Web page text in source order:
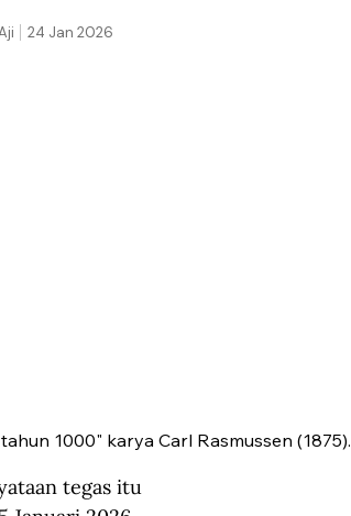
24 Jan 2026
1000" karya Carl Rasmussen (1875).
tegas itu